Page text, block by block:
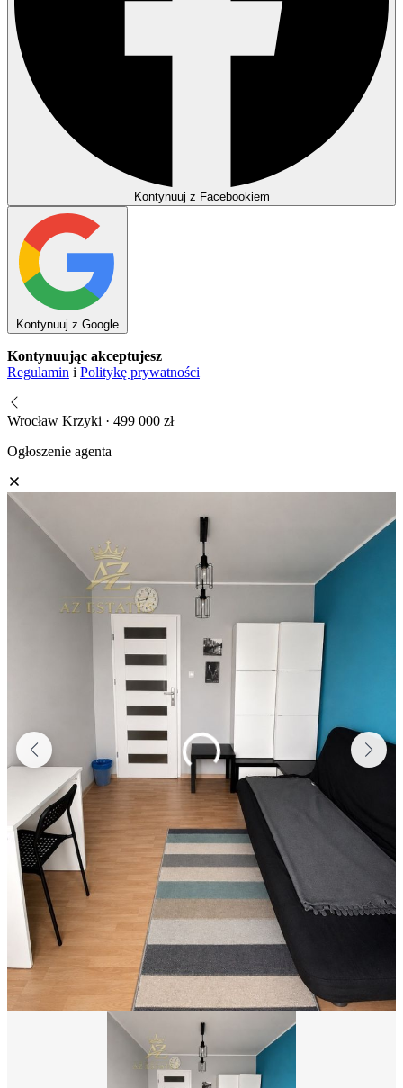
Kontynuuj z Facebookiem
Kontynuuj z Google
Kontynuując akceptujesz
Regulamin i Politykę prywatności
Wrocław Krzyki · 499 000 zł
Ogłoszenie agenta